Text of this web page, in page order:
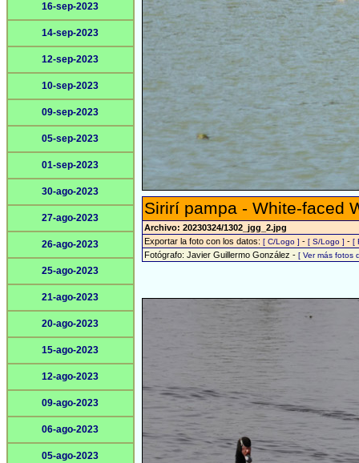
16-sep-2023
14-sep-2023
12-sep-2023
10-sep-2023
09-sep-2023
05-sep-2023
01-sep-2023
30-ago-2023
27-ago-2023
26-ago-2023
25-ago-2023
21-ago-2023
20-ago-2023
15-ago-2023
12-ago-2023
09-ago-2023
06-ago-2023
05-ago-2023
Sirirí pampa - White-faced
Archivo: 20230324/1302_jgg_2.jpg
Exportar la foto con los datos: [ C/Logo ] - [ S/Logo ] - [
Fotógrafo: Javier Guillermo González - [ Ver más fotos